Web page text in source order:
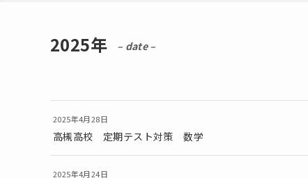
2025年 – date –
2025年4月28日
高槻高校 定期テスト対策 数学
2025年4月24日